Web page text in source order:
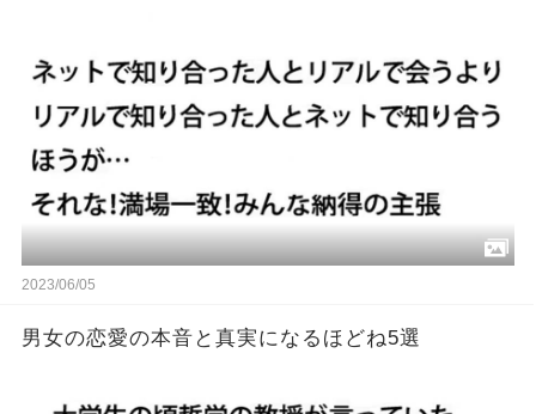
2023/06/05
男女の恋愛の本音と真実になるほどね5選